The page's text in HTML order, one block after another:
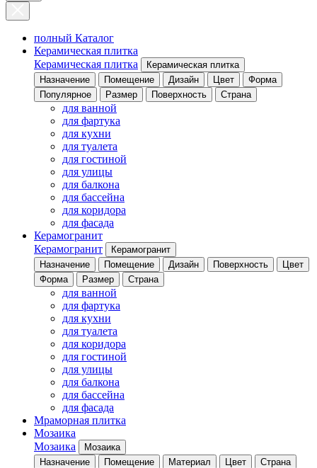
полный Каталог
Керамическая плитка
Керамическая плитка
Керамическая плитка
Назначение
Помещение Дизайн Цвет
Форма
Популярное
Размер Поверхность Страна
для ванной
для фартука
для кухни
для туалета
для гостиной
для улицы
для балкона
для бассейна
для коридора
для фасада
Керамогранит
Керамогранит
Керамогранит
Назначение
Помещение Дизайн Поверхность
Цвет
Форма
Размер Страна
для ванной
для фартука
для кухни
для туалета
для коридора
для гостиной
для улицы
для балкона
для бассейна
для фасада
Мраморная плитка
Мозаика
Мозаика
Мозаика
Назначение
Помещение Материал Цвет Страна